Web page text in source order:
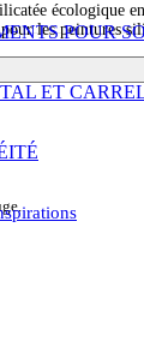
POUR
ET
écologique
les peintures